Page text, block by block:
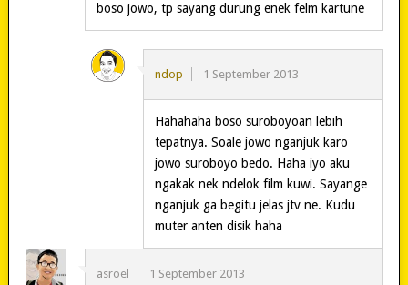
boso jowo, tp sayang durung enek felm kartune
ndop 1 September 2013
Hahahaha boso suroboyoan lebih
tepatnya. Soale jowo nganjuk karo
jowo suroboyo bedo. Haha iyo aku
ngakak nek ndelok film kuwi. Sayange
nganjuk ga begitu jelas jtv ne. Kudu
muter anten disik haha
asroel 1 September 2013